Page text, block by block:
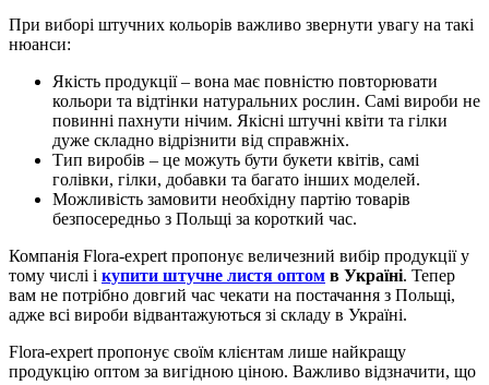
При виборі штучних кольорів важливо звернути увагу на такі
нюанси:
Якість продукції – вона має повністю повторювати
кольори та відтінки натуральних рослин. Самі вироби не
повинні пахнути нічим. Якісні штучні квіти та гілки
дуже складно відрізнити від справжніх.
Тип виробів – це можуть бути букети квітів, самі
голівки, гілки, добавки та багато інших моделей.
Можливість замовити необхідну партію товарів
безпосередньо з Польщі за короткий час.
Компанія Flora-expert пропонує величезний вибір продукції у
тому числі і купити штучне листя оптом в Україні. Тепер
вам не потрібно довгий час чекати на постачання з Польщі,
адже всі вироби відвантажуються зі складу в Україні.
Flora-expert пропонує своїм клієнтам лише найкращу
продукцію оптом за вигідною ціною. Важливо відзначити, що